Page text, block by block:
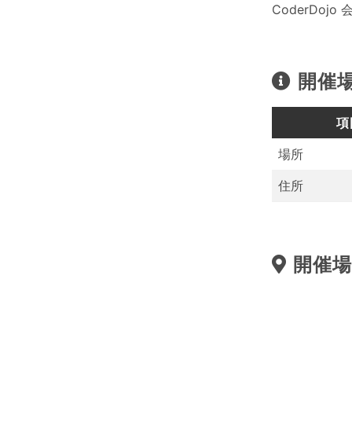
CoderDojo
開催
項
場所
住所
開催